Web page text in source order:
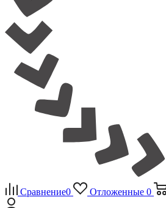
Сравнение0 Отложенные 0